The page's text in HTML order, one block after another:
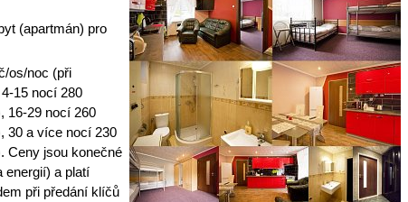
(apartmán) pro
os/noc (při
15 nocí 280
16-29 nocí 260
30 a více nocí 230
Ceny jsou konečné
energií) a platí
při předání klíčů